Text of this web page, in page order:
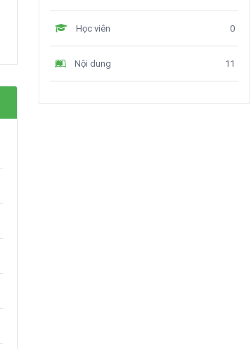
Học viên 0
Nội dung 11